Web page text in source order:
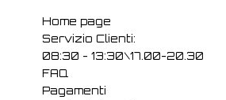
Home page
Servizio Clienti:
08:30 - 13:30\17.00-20.30
FAQ
Pagamenti